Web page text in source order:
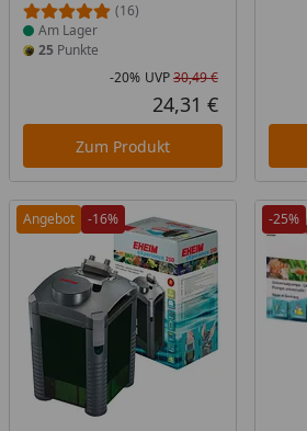
(16)
Am Lager
25 Punkte
Rabatt in
-20% UVP30,49 €
Aktueller
24,31 €
Zum Produkt
Angebot -16% -25%